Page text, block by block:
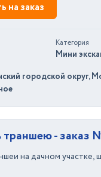
на заказ
Категория
Мини
городской округ,
траншею - заказ
на дачном участке,